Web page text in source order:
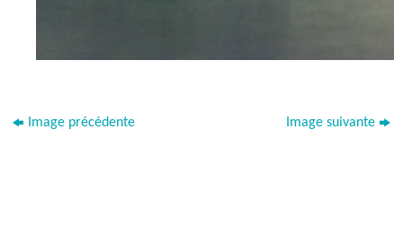
Image précédente Image suivante